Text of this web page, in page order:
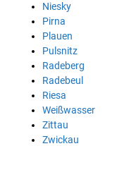
Niesky
Pirna
Plauen
Pulsnitz
Radeberg
Radebeul
Riesa
Weißwasser
Zittau
Zwickau